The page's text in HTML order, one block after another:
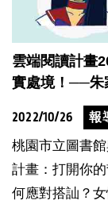
雲端閱讀計畫
實處境！──朱
2022/10/26 報
桃園市立圖書
計畫：打開你
何應對搭訕？